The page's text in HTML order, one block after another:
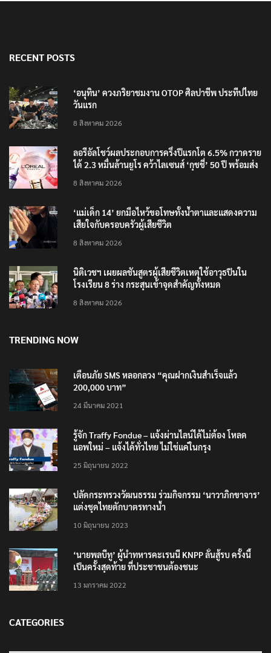
RECENT POSTS
‘อนุทิน’ ควงภริยาชมงาน OTOP ศิลปาชีพ ประทีปไทย
วันแรก
8 สิงหาคม 2026
ลอรีอัลโชว์ผลประกอบการครึ่งปีแรกโต 6.5% กวาดราย
ได้ 2.3 หมื่นล้านยูโร คว้าไลเซนส์ ‘กุชชี่’ 50 ปี พร้อมส่ง
8 สิงหาคม 2026
‘แม่เด็ก 14’ ยกมือไหว้ขอโทษทั้งน้ำตาและแสดงความ
เสียใจกับครอบครัวผู้เสียชีวิต
8 สิงหาคม 2026
นิติเวชฯ เผยผลชันสูตรผู้เสียชีวิตเหตุใช้อาวุธปืนใน
โรงเรียน 8 ร่าง กระสุนเข้าจุดสำคัญทั้งหมด
8 สิงหาคม 2026
TRENDING NOW
เตือนภัย SMS หลอกลวง “คุณฝากเงินสำเร็จแล้ว
200,000 บาท”
24 มีนาคม 2021
รู้จัก Traffy Fondue – แจ้งผ่านไลน์ได้ไม่ต้อง โหลด
แอพใหม่ – แจ้งได้ทั่วไทย ไม่ใช่แค่ในกรุง
25 มิถุนายน 2022
ปลัดกระทรวงวัฒนธรรม ร่วมกิจกรรม ‘นาวาภิกขาจาร’
แต่งชุดไทยตักบาตรทางน้ำ
10 มิถุนายน 2023
‘นายพลบีทู’ ผู้นำทหารคะเรนนี KNPP ลั่นสู้รบ ครั้งนี้
เป็นครั้งสุดท้าย ที่ประชาชนต้องชนะ
13 มกราคม 2022
CATEGORIES